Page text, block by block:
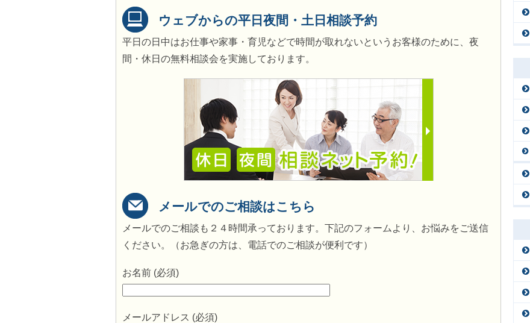
ウェブからの平日夜間・土日相談予約
平日の日中はお仕事や家事・育児などで時間が取れないというお客様のために、夜
間・休日の無料相談会を実施しております。
メールでのご相談はこちら
メールでのご相談も２４時間承っております。下記のフォームより、お悩みをご送信
ください。（お急ぎの方は、電話でのご相談が便利です）
お名前 (必須)
メールアドレス (必須)